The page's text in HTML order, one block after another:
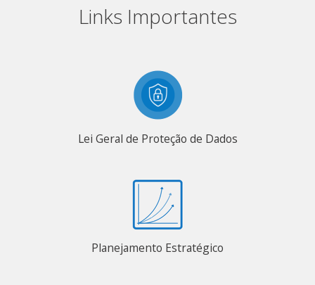
Links Importantes
Lei Geral de Proteção de Dados
Planejamento Estratégico